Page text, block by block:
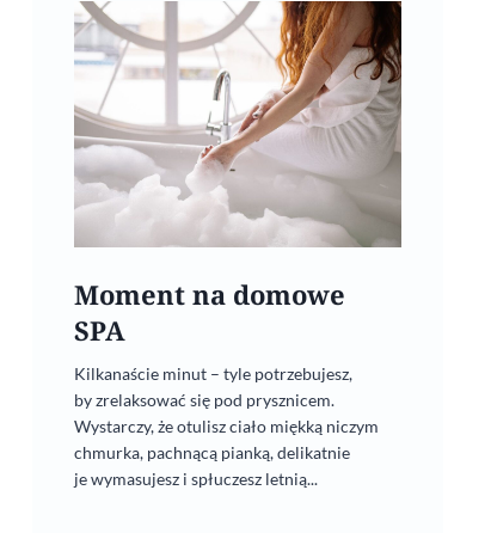
Moment na domowe
SPA
Kilkanaście minut – tyle potrzebujesz,
by zrelaksować się pod prysznicem.
Wystarczy, że otulisz ciało miękką niczym
chmurka, pachnącą pianką, delikatnie
je wymasujesz i spłuczesz letnią...